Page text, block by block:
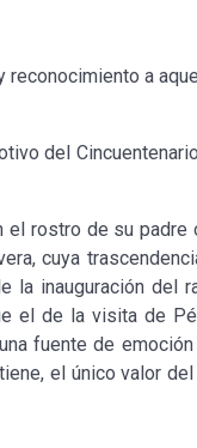
reconocimiento a
del
el rostro de su padre
cuya
la inauguración del
el de la visita de
fuente de emoción
el único valor del